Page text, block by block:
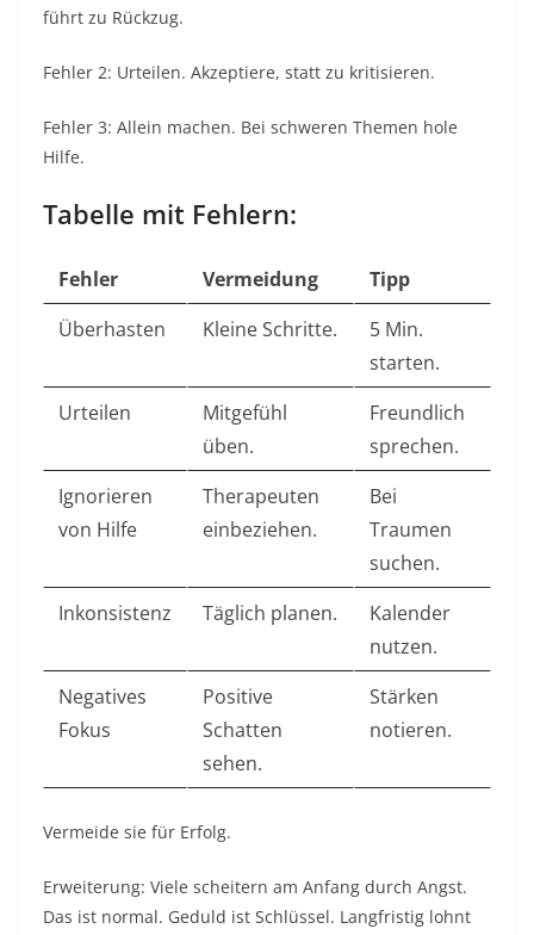
führt zu Rückzug.​
Fehler 2: Urteilen. Akzeptiere, statt zu kritisieren.​
Fehler 3: Allein machen. Bei schweren Themen hole
Hilfe.​
Tabelle mit Fehlern:
Fehler Vermeidung
Tipp
Überhasten
Kleine Schritte.
5 Min.
starten.
Urteilen
Mitgefühl
üben. ​
Freundlich
sprechen.
Ignorieren
von Hilfe
Therapeuten
einbeziehen. ​
Bei
Traumen
suchen.
Inkonsistenz
Täglich planen.
Kalender
nutzen.
Negatives
Fokus
Positive
Schatten
sehen. ​
Stärken
notieren.
Vermeide sie für Erfolg.​
Erweiterung: Viele scheitern am Anfang durch Angst.
Das ist normal. Geduld ist Schlüssel. Langfristig lohnt